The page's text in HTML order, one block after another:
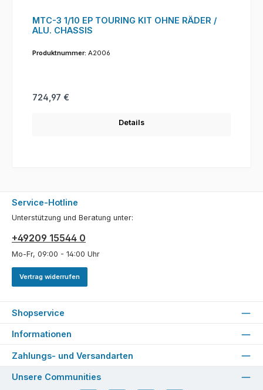
MTC-3 1/10 EP TOURING KIT OHNE RÄDER /
ALU. CHASSIS
Produktnummer: A2006
Regulärer Preis:
724,97 €
Details
Service-Hotline
Unterstützung und Beratung unter:
+49209 15544 0
Mo-Fr, 09:00 - 14:00 Uhr
Vertrag widerrufen
Shopservice
Informationen
Zahlungs- und Versandarten
Unsere Communities